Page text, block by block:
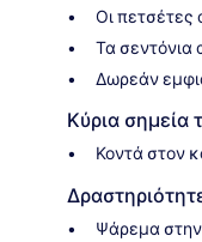
Οι πετσέτες
Τα σεντόνια
Δωρεάν
Κύρια σημεία
Κοντά στον
Ψάρεμα